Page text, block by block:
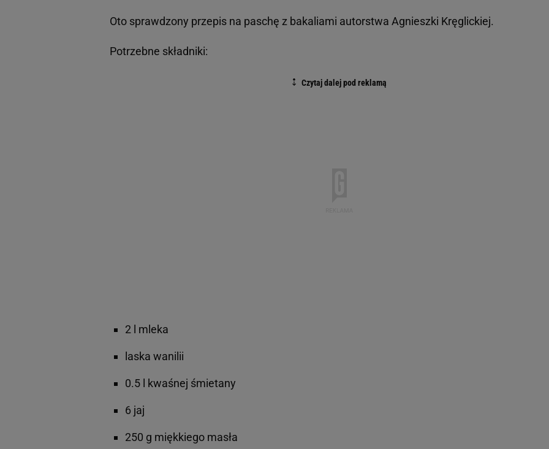
Oto sprawdzony przepis na paschę z bakaliami autorstwa Agnieszki Kręglickiej.
Potrzebne składniki:
2 l mleka
laska wanilii
0.5 l kwaśnej śmietany
6 jaj
250 g miękkiego masła